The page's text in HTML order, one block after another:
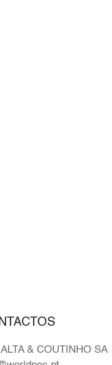
& COUTINHO SA